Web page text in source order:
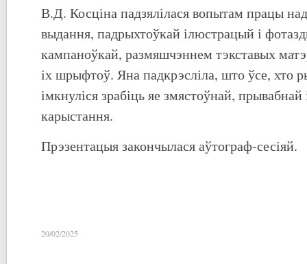
В.Д. Косціна падзялілася вопытам працы
выдання, падрыхтоўкай ілюстрацый і
кампаноўкай, размяшчэннем тэкставых
іх шрыфтоў. Яна падкрэсліла, што ўсе, хто
імкнуліся зрабіць яе змястоўнай, прывабнай
карыстання.
Прэзентацыя закончылася аўтограф-сесіяй.
20/02/2025